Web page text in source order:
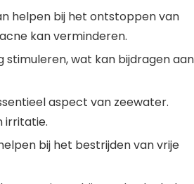
helpen bij het ontstoppen van
kan verminderen.
stimuleren, wat kan bijdragen aan
aspect van zeewater.
irritatie.
bij het bestrijden van vrije